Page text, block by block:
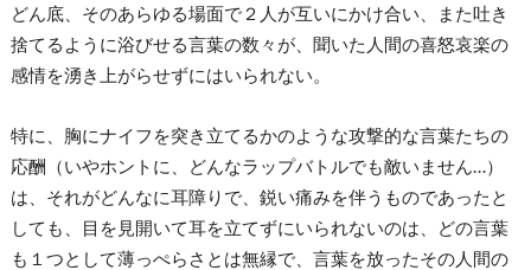
どん底、そのあらゆる場面で２人が互いにかけ合い、また吐き
捨てるように浴びせる言葉の数々が、聞いた人間の喜怒哀楽の
感情を湧き上がらせずにはいられない。
特に、胸にナイフを突き立てるかのような攻撃的な言葉たちの
応酬（いやホントに、どんなラップバトルでも敵いません…）
は、それがどんなに耳障りで、鋭い痛みを伴うものであったと
しても、目を見開いて耳を立てずにいられないのは、どの言葉
も１つとして薄っぺらさとは無縁で、言葉を放ったその人間の